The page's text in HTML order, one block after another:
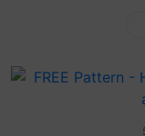
cách làm với